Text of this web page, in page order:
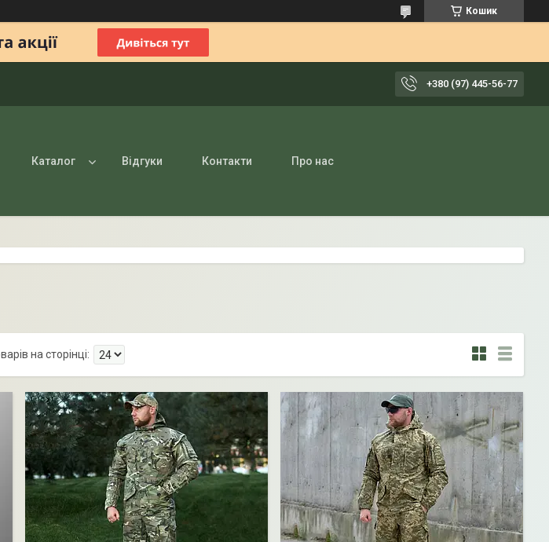
Кошик
+380 (97) 445-56-77
Каталог Відгуки Контакти Про нас